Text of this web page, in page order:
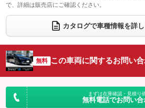
ウォークスルー
：装備なし
電動リアゲート フロン
：装備
：装備なし ：装備
サイドカメラ
：装備あり ルーフ
：装備
：装備なし
：装備
で、詳細は販売店にご確認ください。
カタログで車種情報を詳
無料 この車両に関するお問い
まずは在庫確認・見積り
無料電話でお問い合